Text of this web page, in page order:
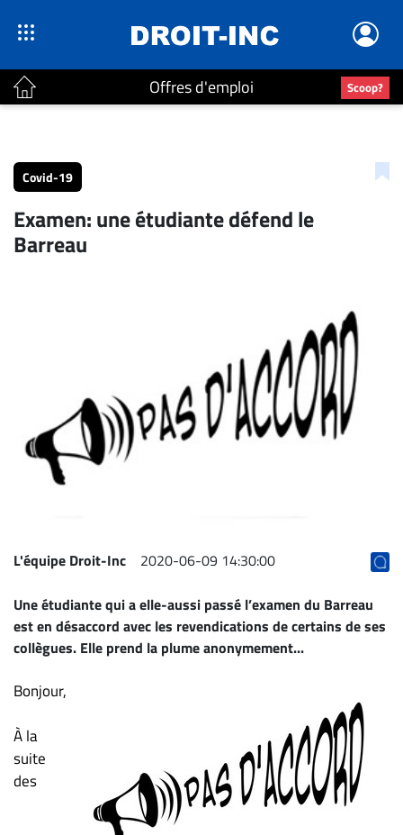
Offres d'emploi Scoop?
Accueil
Continu
Nominations
Archives
CARRIÈRE
ET
AVOCATS
JURISTES
Offres
d'emploi
Formation
Métiers
Scoop?
CABINETS
Covid-19
Examen: une étudiante défend le
Barreau
L'équipe Droit-Inc 2020-06-09 14:30:00
Une étudiante qui a elle-aussi passé l’examen du Barreau
est en désaccord avec les revendications de certains de ses
collègues. Elle prend la plume anonymement...
Bonjour,
À la
suite
des